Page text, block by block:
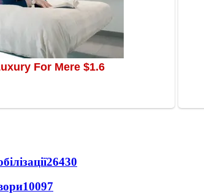
26430
10097